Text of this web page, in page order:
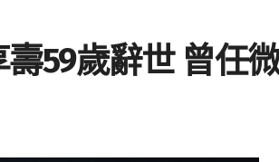
59歲辭世 曾任